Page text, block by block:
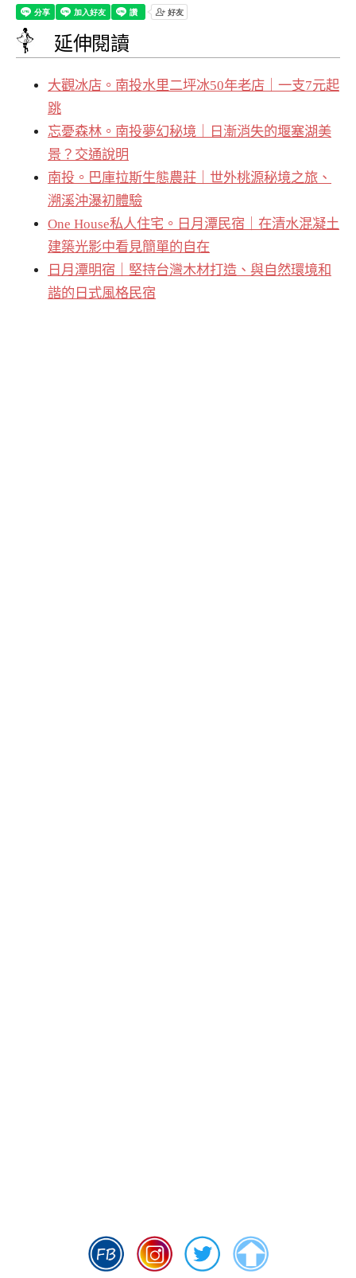
延伸閱讀
大觀冰店。南投水里二坪冰50年老店｜一支7元起
跳
忘憂森林。南投夢幻秘境｜日漸消失的堰塞湖美
景？交通說明
南投。巴庫拉斯生態農莊｜世外桃源秘境之旅、
溯溪沖瀑初體驗
One House私人住宅。日月潭民宿｜在清水混凝土
建築光影中看見簡單的自在
日月潭明宿｜堅持台灣木材打造、與自然環境和
諧的日式風格民宿